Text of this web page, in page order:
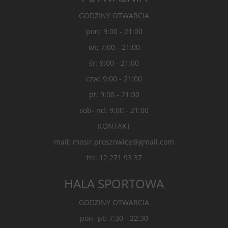
GODZINY OTWARCIA
pon: 9:00 - 21:00
wt: 7:00 - 21:00
śr: 9:00 - 21:00
czw: 9:00 - 21:00
pt: 9:00 - 21:00
sob- nd: 9:00 - 21:00
KONTAKT
mail: mosir.proszowice@gmail.com
tel: 12 271 93 37
HALA SPORTOWA
GODZINY OTWARCIA
pon- pt: 7:30 - 22:30